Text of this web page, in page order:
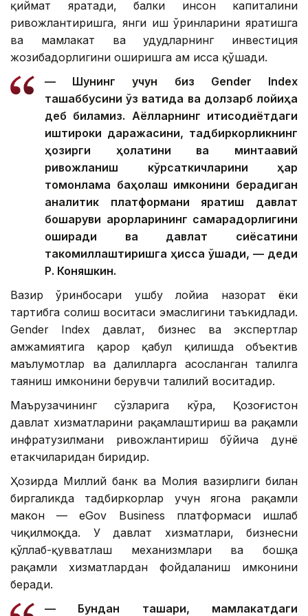
қиймат яратади, балки инсон капиталини
ривожлантиришга, янги иш ўринларини яратишга
ва мамлакат ва ҳудудларнинг инвестиция
жозибадорлигини оширишга ҳам ҳисса қўшади.
— Шунинг учун биз Gender Index
ташаббусини ўз вақтида ва долзарб лойиҳа
деб биламиз. Аёлларнинг иқтисодиётдаги
иштироки даражасини, тадбиркорликнинг
ҳозирги ҳолатини ва минтақавий
ривожланиш кўрсаткичларини ҳар
томонлама баҳолаш имконини берадиган
аналитик платформани яратиш давлат
бошқаруви қарорларининг самарадорлигини
оширади ва давлат сиёсатини
такомиллаштиришга ҳисса қўшади, — деди
Р. Коняшкин.
Вазир ўринбосари ушбу лойиҳа назорат ёки
тартибга солиш воситаси эмаслигини таъкидлади.
Gender Index давлат, бизнес ва экспертлар
ҳамжамиятига қарор қабул қилишда объектив
маълумотлар ва далилларга асосланган таҳлилга
таяниш имконини берувчи таҳлилий воситадир.
Маърузачининг сўзларига кўра, Қозоғистон
давлат хизматларини рақамлаштириш ва рақамли
инфратузилмани ривожлантириш бўйича дунё
етакчиларидан биридир.
Ҳозирда Миллий банк ва Молия вазирлиги билан
биргаликда тадбиркорлар учун ягона рақамли
макон — eGov Business платформаси ишлаб
чиқилмоқда. У давлат хизматлари, бизнесни
қўллаб-қувватлаш механизмлари ва бошқа
рақамли хизматлардан фойдаланиш имконини
беради.
— Бундан ташқари, мамлакатдаги